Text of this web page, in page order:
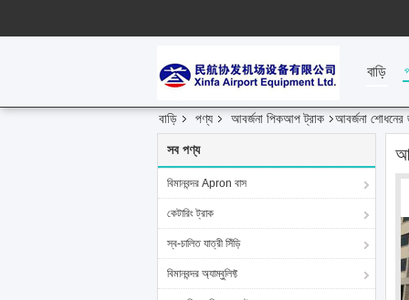
বাড়ি
বাড়ি পণ্য আবর্জনা পিকআপ ট্রাক আবর্জনা
সব পণ্য
বিমানবন্দর Apron বাস
কেটারিং ট্রাক
স্ব-চালিত যাত্রী সিঁড়ি
বিমানবন্দর অ্যাম্বুলিফ্ট